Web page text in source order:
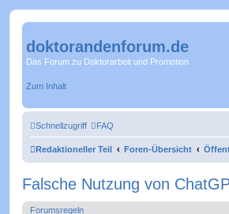
doktorandenforum.de
Das Forum zu Doktorarbeit und Promotion
Zum Inhalt
Schnellzugriff FAQ
Redaktioneller Teil Foren-Übersicht
Falsche Nutzung von
Forumsregeln